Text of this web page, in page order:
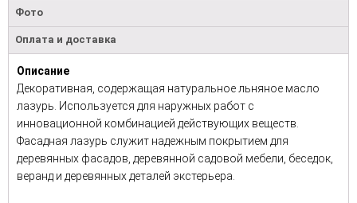
Фото
Оплата и доставка
Описание
Декоративная, содержащая натуральное льняное масло
лазурь. Используется для наружных работ с
инновационной комбинацией действующих веществ.
Фасадная лазурь служит надежным покрытием для
деревянных фасадов, деревянной садовой мебели, беседок,
веранд и деревянных деталей экстерьера.